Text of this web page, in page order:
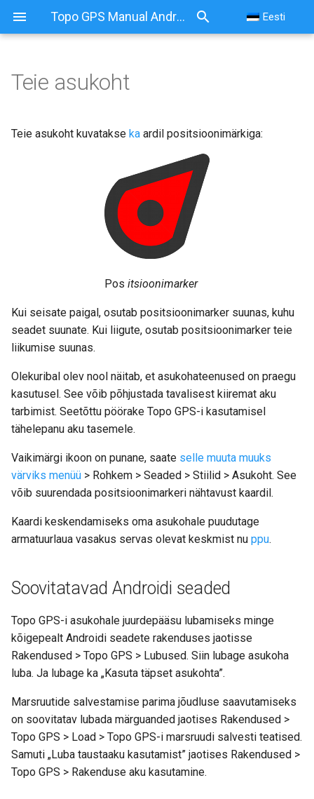
Topo GPS Manual Android Eesti
Soovitatavad Androidi
Praeguse asukoha ekraan
Praeguse asukoha ekraani
Praeguse asukoha
jagamine
Teie asukoht
Teie asukoht kuvatakse ka ardil positsioonimärkiga:
Pos itsioonimarker
Kui seisate paigal, osutab positsioonimarker suunas, kuhu
seadet suunate. Kui liigute, osutab positsioonimarker teie
liikumise suunas.
Olekuribal olev nool näitab, et asukohateenused on praegu
kasutusel. See võib põhjustada tavalisest kiiremat aku
tarbimist. Seetõttu pöörake Topo GPS-i kasutamisel
tähelepanu aku tasemele.
Vaikimärgi ikoon on punane, saate selle muuta muuks
värviks menüü > Rohkem > Seaded > Stiilid > Asukoht. See
võib suurendada positsioonimarkeri nähtavust kaardil.
Kaardi keskendamiseks oma asukohale puudutage
armatuurlaua vasakus servas olevat keskmist nu ppu.
Soovitatavad Androidi seaded
Topo GPS-i asukohale juurdepääsu lubamiseks minge
kõigepealt Androidi seadete rakenduses jaotisse
Rakendused > Topo GPS > Lubused. Siin lubage asukoha
luba. Ja lubage ka „Kasuta täpset asukohta”.
Marsruutide salvestamise parima jõudluse saavutamiseks
on soovitatav lubada märguanded jaotises Rakendused >
Topo GPS > Load > Topo GPS-i marsruudi salvesti teatised.
Samuti „Luba taustaaku kasutamist” jaotises Rakendused >
Topo GPS > Rakenduse aku kasutamine.